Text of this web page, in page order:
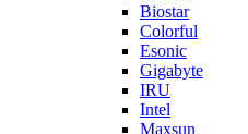
Biostar
Colorful
Esonic
Gigabyte
IRU
Intel
Maxsun